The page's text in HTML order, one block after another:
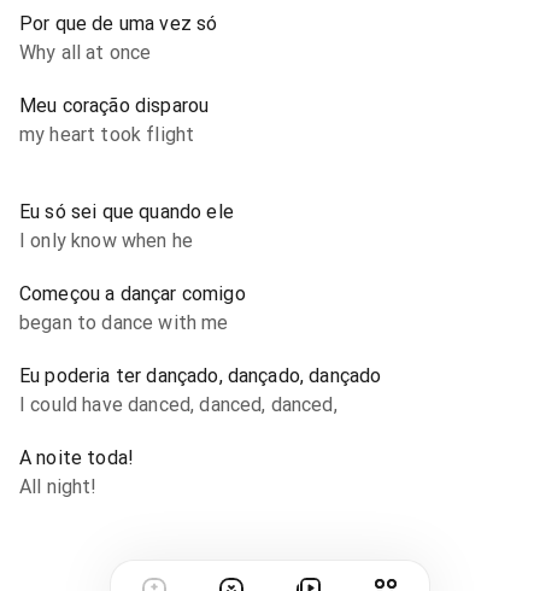
Por que de uma vez só
Why all at once
Meu coração disparou
my heart took flight
Eu só sei que quando ele
I only know when he
Começou a dançar comigo
began to dance with me
Eu poderia ter dançado, dançado, dançado
I could have danced, danced, danced,
A noite toda!
All night!